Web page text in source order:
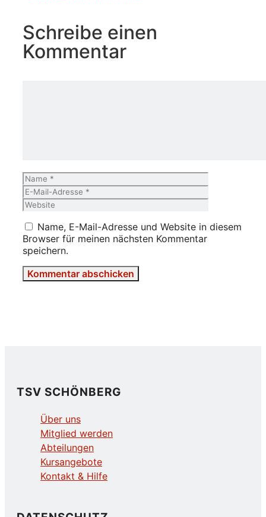
Schreibe einen
Kommentar
Name
Mail-
Adresse
Name, E-Mail-Adresse und Website in diesem
Browser für meinen nächsten Kommentar
speichern.
TSV SCHÖNBERG
Über uns
Mitglied werden
Abteilungen
Kursangebote
Kontakt & Hilfe